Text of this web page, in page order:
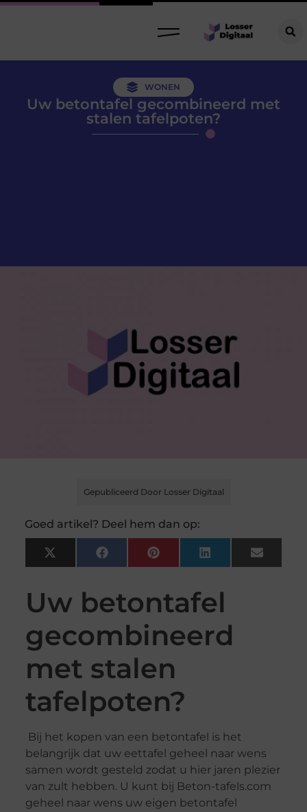
WONEN
Uw betontafel gecombineerd met
stalen tafelpoten?
Gepubliceerd Door Losser Digitaal
Goed artikel? Deel hem dan op:
X
(Twitter)
FacebookPinterest LinkedIn Email
Uw betontafel
gecombineerd
met stalen
tafelpoten?
Bij het kopen van een betontafel is het
belangrijk dat uw eettafel geheel naar wens
samen wordt gesteld zodat u hier jaren plezier
van zult hebben. U kunt bij Beton-tafels.com
geheel naar wens uw eigen betontafel